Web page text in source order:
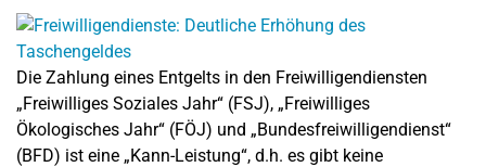
Die Zahlung eines Entgelts in den Freiwilligendiensten
„Freiwilliges Soziales Jahr“ (FSJ), „Freiwilliges
Ökologisches Jahr“ (FÖJ) und „Bundesfreiwilligendienst“
(BFD) ist eine „Kann-Leistung“, d.h. es gibt keine